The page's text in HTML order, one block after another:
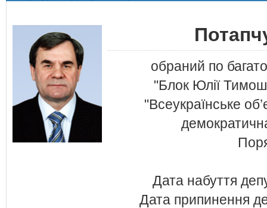
обраний по
"Блок Юлії
"Всеукраїнське
Дата набуття
Дата припинення